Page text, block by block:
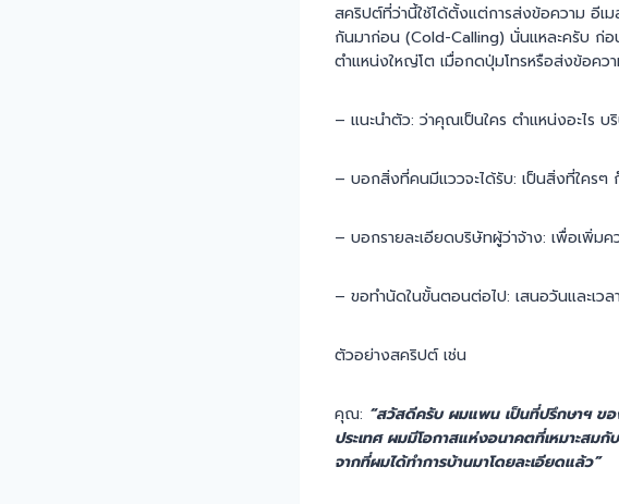
สคริปต์ที่ว่านี้ใช้ได้ตั้งแต่การส่งข้อความ อีเ
กันมาก่อน (Cold-Calling) นั่นแหละครับ ก่อ
ตำแหน่งใหญ่โต เมื่อกดปุ่มโทรหรือส่งข้อค
– แนะนำตัว: ว่าคุณเป็นใคร ตำแหน่งอะไร บ
– บอกสิ่งที่คนมีแววจะได้รับ: เป็นสิ่งที่ใครๆ
– บอกรายละเอียดบริษัทผู้ว่าจ้าง: เพื่อเพิ่ม
– ขอทำนัดในขั้นตอนต่อไป: เสนอวันและเว
ตัวอย่างสคริปต์ เช่น
คุณ: “สวัสดีครับ ผมแพน เป็นที่ปรึกษาฯ ข
ประเทศ ผมมีโอกาสแห่งอนาคตที่เหมาะส
จากที่ผมได้ทำการบ้านมาโดยละเอียดแล้ว”